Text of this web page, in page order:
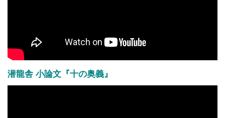
潜龍舎 小論文『十の奥義』